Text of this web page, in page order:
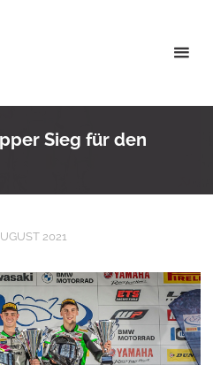
Sieg für den
2021